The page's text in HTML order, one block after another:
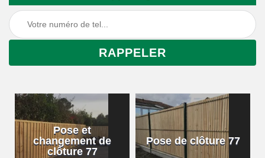
Pose et
changement de
clôture 77
Pose de clôture 77